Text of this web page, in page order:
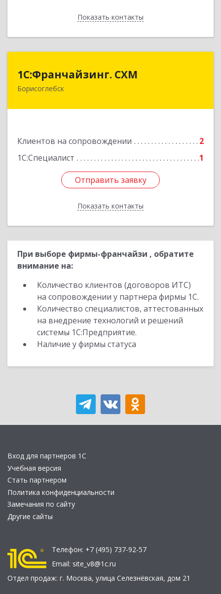
Показать контакты
Назад
1С:Франчайзинг. СХМ
Борисоглебск
Клиентов на сопровождении
2
1С:Специалист
1
Отправить заявку
Показать контакты
397165, Воронежская обл, Борисоглебский р-н,
Отправить заявку
Назад
При выборе фирмы-франчайзи , обратите
внимание на:
Количество клиентов (договоров ИТС)
на сопровождении у партнера фирмы 1С.
Количество специалистов, аттестованных
на внедрение технологий и решений
системы 1С:Предприятие.
Наличие у фирмы статуса
Вход для партнеров 1С
Учебная версия
Стать партнером
Политика конфиденциальности
Замечания по сайту
Другие сайты
Телефон: +7 (495) 737-92-57
Email: site_v8@1c.ru
Отдел продаж: г. Москва, улица Селезнёвская, дом 21